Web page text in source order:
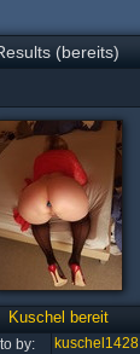
(bereits)
Kuschel bereit
by:
kuschel1428